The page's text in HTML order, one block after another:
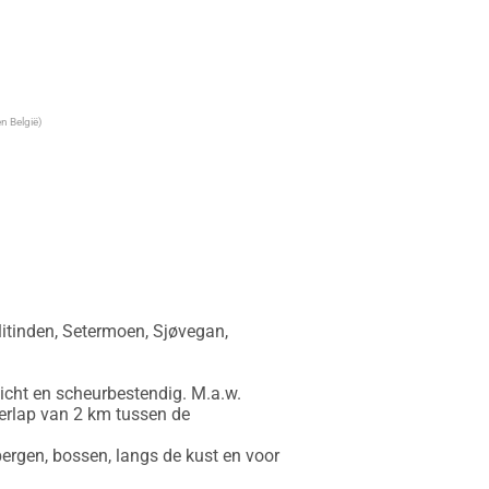
België)
Setermoen, Sjøvegan,
en scheurbestendig. M.a.w.
van 2 km tussen de
bossen, langs de kust en voor